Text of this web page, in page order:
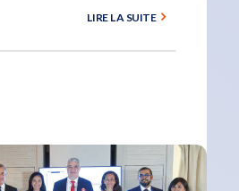
LIRE LA SUITE